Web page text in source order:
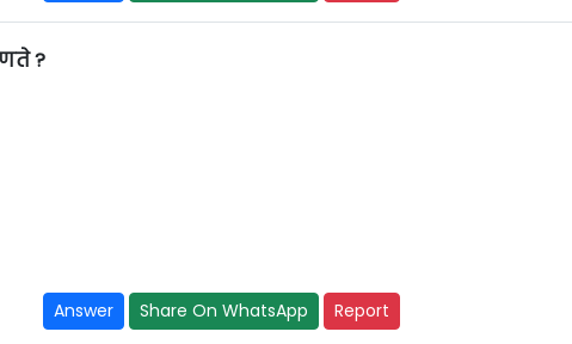
?
Answer Share On WhatsApp Report